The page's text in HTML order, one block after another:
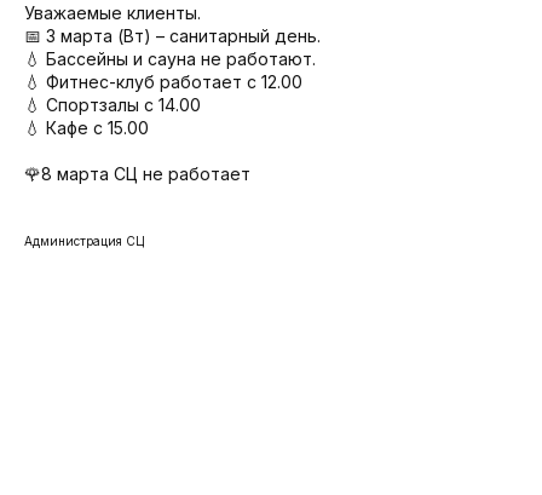
Уважаемые клиенты.
📅 3 марта (Вт) – санитарный день.
💧 Бассейны и сауна не работают.
💧 Фитнес-клуб работает с 12.00
💧 Спортзалы с 14.00
💧 Кафе с 15.00
🌹8 марта СЦ не работает
Администрация СЦ